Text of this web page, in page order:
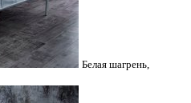
Белая шагрень,